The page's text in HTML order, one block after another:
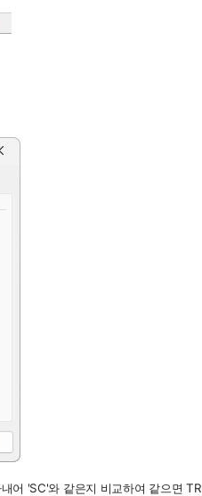
어 'SC'와 같은지 비교하여 같으면